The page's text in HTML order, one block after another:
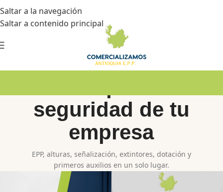
Saltar a la navegación
Saltar a contenido principal
seguridad de tu
empresa
EPP, alturas, señalización, extintores, dotación y
primeros auxilios en un solo lugar.